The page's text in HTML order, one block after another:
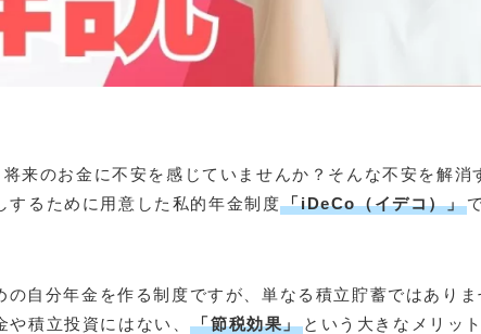
来のお金に不安を感じていませんか？そんな不安を解消
するために用意した私的年金制度「iDeCo（イデコ）」
自分年金を作る制度ですが、単なる積立貯蓄ではありま
や積立投資にはない、「節税効果」 という大きなメリッ